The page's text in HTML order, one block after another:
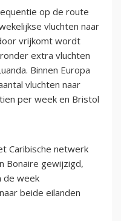
op de route
vluchten naar
vrijkomt wordt
extra vluchten
Binnen Europa
vluchten naar
per week en Bristol
Caribische netwerk
Bonaire gewijzigd,
de week
beide eilanden